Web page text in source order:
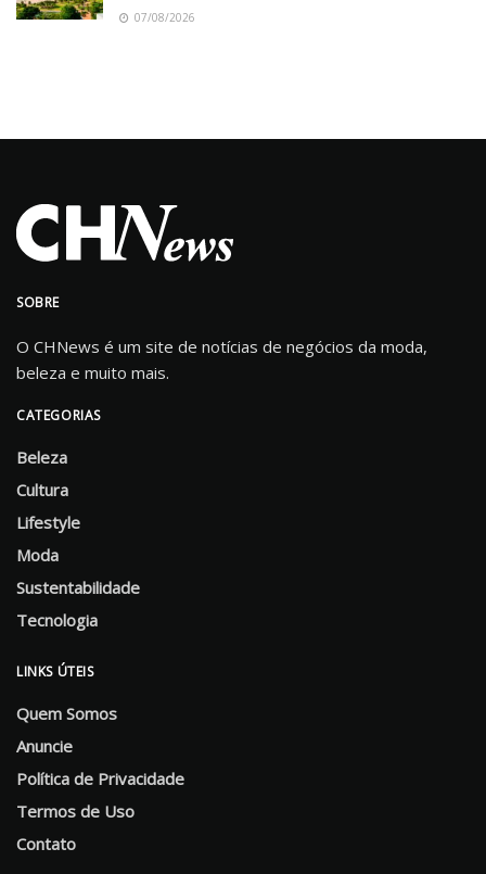
07/08/2026
SOBRE
O CHNews é um site de notícias de negócios da moda,
beleza e muito mais.
CATEGORIAS
Beleza
Cultura
Lifestyle
Moda
Sustentabilidade
Tecnologia
LINKS ÚTEIS
Quem Somos
Anuncie
Política de Privacidade
Termos de Uso
Contato